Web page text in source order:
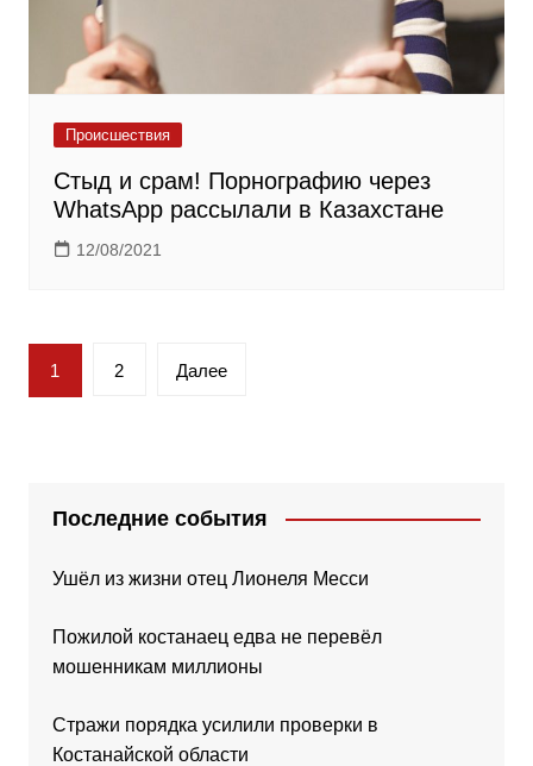
Происшествия
Стыд и срам! Порнографию через
WhatsApp рассылали в Казахстане
12/08/2021
Пагинация
записей
1 2 Далее
Последние события
Ушёл из жизни отец Лионеля Месси
Пожилой костанаец едва не перевёл
мошенникам миллионы
Стражи порядка усилили проверки в
Костанайской области